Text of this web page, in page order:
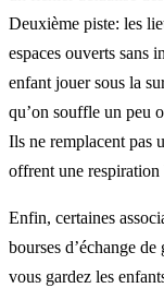
Deuxième piste: les
espaces ouverts sans
enfant jouer sous la
qu’on souffle un peu
Ils ne remplacent pas
offrent une respiration
Enfin, certaines
bourses d’échange
vous gardez les